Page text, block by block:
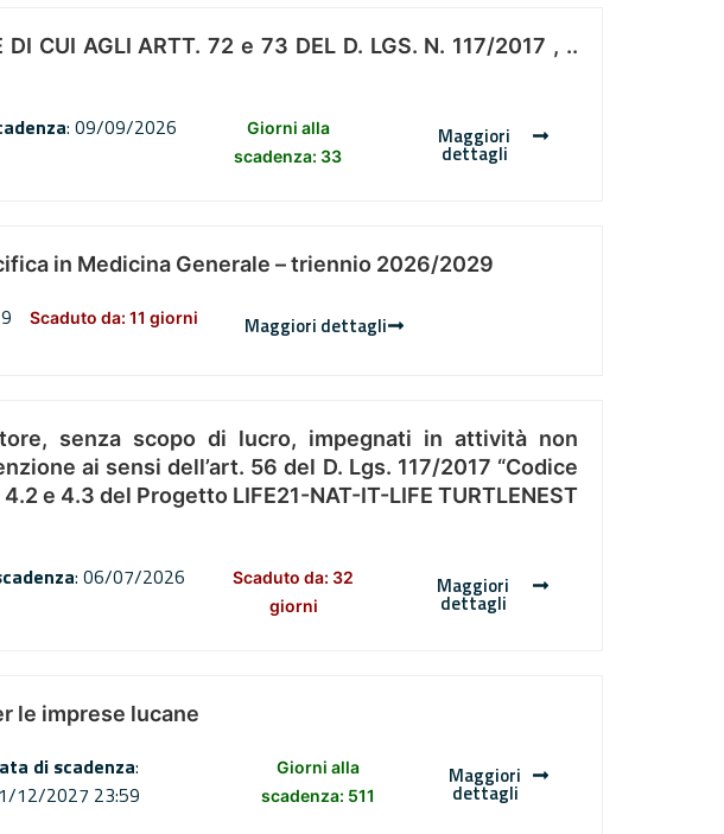
DI CUI AGLI ARTT. 72 e 73 DEL D. LGS. N. 117/2017 , ..
: 09/09/2026
Giorni alla
scadenza: 33
Maggiori
dettagli
in Medicina Generale – triennio 2026/2029
Scaduto da: 11 giorni Maggiori dettagli
senza scopo di lucro, impegnati in attività non
ai sensi dell’art. 56 del D. Lgs. 117/2017 “Codice
e 4.3 del Progetto LIFE21-NAT-IT-LIFE TURTLENEST
: 06/07/2026
Scaduto da: 32
giorni
Maggiori
dettagli
le imprese lucane
di scadenza:
12/2027 23:59
Giorni alla
scadenza: 511
Maggiori
dettagli